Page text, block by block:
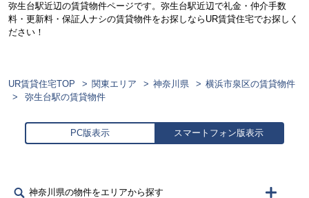
弥生台駅近辺の賃貸物件ページです。弥生台駅近辺で礼金・仲介手数
料・更新料・保証人ナシの賃貸物件をお探しならUR賃貸住宅でお探しく
ださい！
UR賃貸住宅TOP 関東エリア 神奈川県
横浜市泉区の賃貸物件
弥生台駅の賃貸物件
PC版表示 スマートフォン版表示
神奈川県の物件をエリアから探す